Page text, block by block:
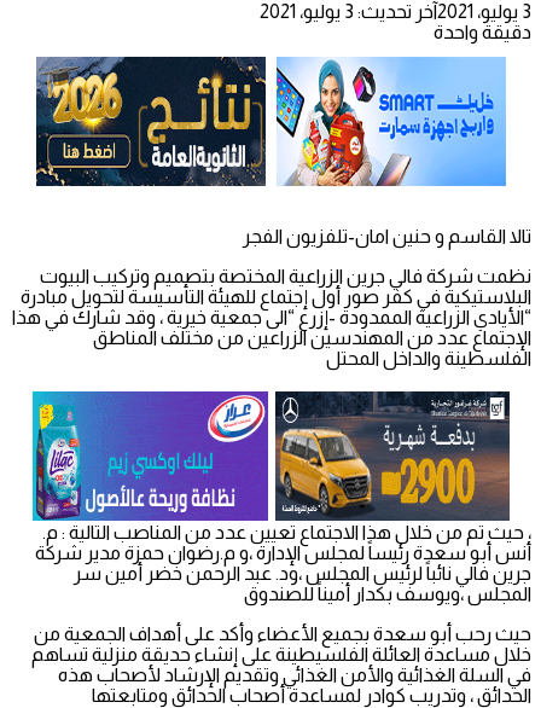
3 يوليو، 2021
آخر تحديث: 3 يوليو، 2021
دقيقة واحدة
تالا القاسم و حنين امان-تلفزيون الفجر
نظمت شركة فالي جرين الزراعية المختصة بتصميم وتركيب البيوت
البلاستيكية في كفر صور أول إجتماع للهيئة التأسيسة لتحويل مبادرة
“الأيادي الزراعية الممدودة -إزرع “الى جمعية خيرية ، وقد شارك في هذا
الإجتماع عدد من المهندسين الزراعين من مختلف المناطق
الفلسطينة والداخل المحتل
، حيث تم من خلال هذا الاجتماع تعيين عدد من المناصب التالية : م.
أنس أبو سعدة رئيساً لمجلس الإدارة ،و م.رضوان حمزة مدير شركة
جرين فالي نائباً لرئيس المجلس ،ود. عبد الرحمن خضر أمين سر
المجلس ،ويوسف بكدار أميناً للصندوق
حيث رحب أبو سعدة بجميع الأعضاء وأكد على أهداف الجمعية من
خلال مساعدة العائلة الفلسيطينة على إنشاء حديقة منزلية تساهم
في السلة الغذائية والأمن الغذائي وتقديم الإرشاد لأصحاب هذه
الحدائق ، وتدريب كوادر لمساعدة أصحاب الحدائق ومتابعتها